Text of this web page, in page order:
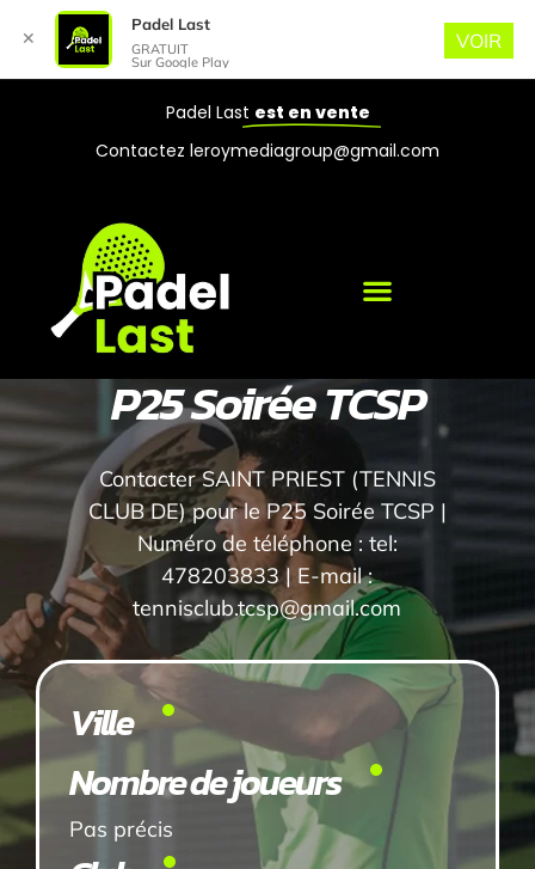
Padel Last est en vente
Contactez leroymediagroup@gmail.com
P25 Soirée TCSP
Contacter SAINT PRIEST (TENNIS
CLUB DE) pour le P25 Soirée TCSP |
Numéro de téléphone : tel:
478203833 | E-mail :
tennisclub.tcsp@gmail.com
Ville
Nombre de joueurs
Pas précis
✕
Padel Last
GRATUIT
Sur Google Play
VOIR